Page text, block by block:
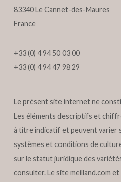
83340 Le Cannet-des-Maures
France
+33 (0) 4 94 50 03 00
+33 (0) 4 94 47 98 29
Le présent site internet ne
Les éléments descriptifs et
à titre indicatif et peuvent varier
systèmes et conditions de
sur le statut juridique des
consulter. Le sitemeilland.com et